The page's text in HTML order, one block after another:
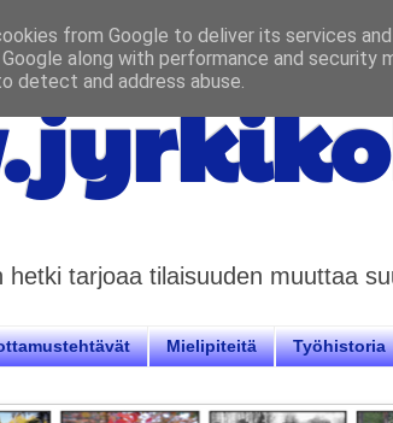
hetki tarjoaa tilaisuuden muuttaa
Mielipiteitä Työhistoria
from Google to deliver its services
along with performance and
detect and address abuse.